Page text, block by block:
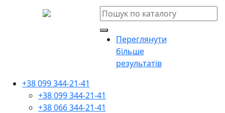
Переглянути
більше
результатів
+38 099 344-21-41
+38 099 344-21-41
+38 066 344-21-41